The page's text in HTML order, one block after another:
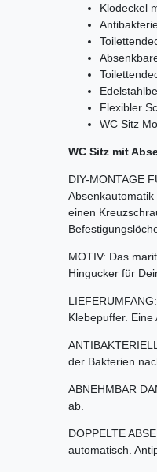
Klodeckel
Flexibler
WC Sitz
WC Sitz mit
DIY-MONTAGE
einen
MOTIV: Das
Hingucker für
Klebepuffer.
der Bakterien
ABNEHMBAR
ab.
DOPPELTE
automatisch.